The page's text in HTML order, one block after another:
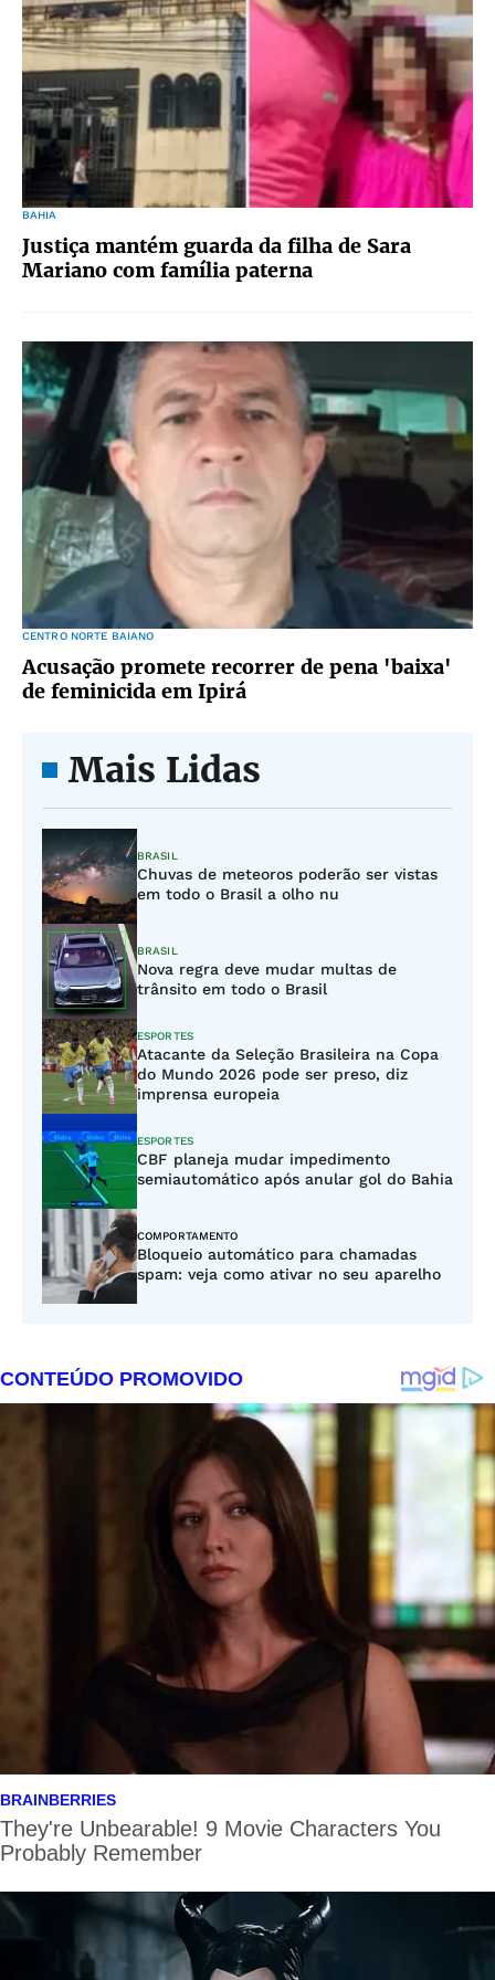
BAHIA
Justiça mantém guarda da filha de Sara
Mariano com família paterna
CENTRO NORTE BAIANO
Acusação promete recorrer de pena 'baixa'
de feminicida em Ipirá
Mais Lidas
BRASIL
Chuvas de meteoros poderão ser vistas
em todo o Brasil a olho nu
BRASIL
Nova regra deve mudar multas de
trânsito em todo o Brasil
ESPORTES
Atacante da Seleção Brasileira na Copa
do Mundo 2026 pode ser preso, diz
imprensa europeia
ESPORTES
CBF planeja mudar impedimento
semiautomático após anular gol do Bahia
COMPORTAMENTO
Bloqueio automático para chamadas
spam: veja como ativar no seu aparelho